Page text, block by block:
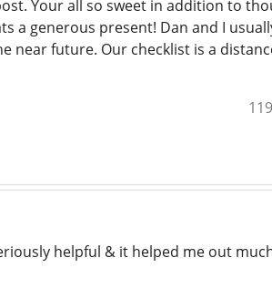
Your all so sweet in addition to
a generous present! Dan and I
near future. Our checklist is a
helpful & it helped me out